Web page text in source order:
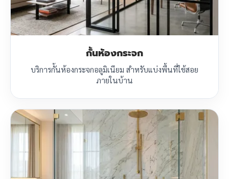
กั้นห้องกระจก
บริการกั้นห้องกระจกอลูมิเนียม สำหรับแบ่งพื้นที่ใช้สอย
ภายในบ้าน